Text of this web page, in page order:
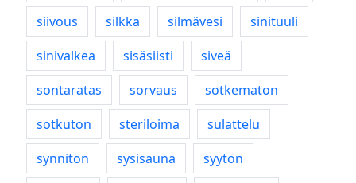
siivous
silkka silmävesi
sinituuli
sinivalkea
sisäsiisti
siveä
sontaratas
sorvaus
sotkematon
sotkuton
steriloima
sulattelu
synnitön
sysisauna
syytön